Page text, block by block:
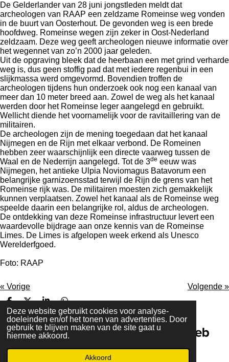
Deze website gebruikt cookies voor analyse-
doeleinden en/of het tonen van advertenties. Door
gebruik te blijven maken van de site gaat u
hiermee akkoord.
Akkoord
De Gelderlander van 28 juni jongstleden meldt dat
archeologen van RAAP een zeldzame Romeinse weg vonden
in de buurt van Oosterhout. De gevonden weg is een brede
hoofdweg. Romeinse wegen zijn zeker in Oost-Nederland
zeldzaam. Deze weg geeft archeologen nieuwe informatie over
het wegennet van zo’n 2000 jaar geleden.
Uit de opgraving bleek dat de heerbaan een met grind verharde
weg is, dus geen stoffig pad dat met iedere regenbui in een
slijkmassa werd omgevormd. Bovendien troffen de
archeologen tijdens hun onderzoek ook nog een kanaal van
meer dan 10 meter breed aan. Zowel de weg als het kanaal
werden door het Romeinse leger aangelegd en gebruikt.
Wellicht diende het voornamelijk voor de ravitaillering van de
militairen.
De archeologen zijn de mening toegedaan dat het kanaal
Nijmegen en de Rijn met elkaar verbond. De Romeinen
hebben zeer waarschijnlijk een directe vaarweg tussen de
Waal en de Nederrijn aangelegd. Tot de 3de eeuw was
Nijmegen, het antieke Ulpia Noviomagus Batavorum een
belangrijke garnizoensstad terwijl de Rijn de grens van het
Romeinse rijk was. De militairen moesten zich gemakkelijk
kunnen verplaatsen. Zowel het kanaal als de Romeinse weg
speelde daarin een belangrijke rol, aldus de archeologen.
De ontdekking van deze Romeinse infrastructuur levert een
waardevolle bijdrage aan onze kennis van de Romeinse
Limes. De Limes is afgelopen week erkend als Unesco
Werelderfgoed.
Foto: RAAP
« Vorige Volgende »
e
l
e
n
e
e
l
h
a
r
e
e
l
e
n
Maak jouw eigen website met
JouwWeb
© 2020 - 2026 romeinseweg